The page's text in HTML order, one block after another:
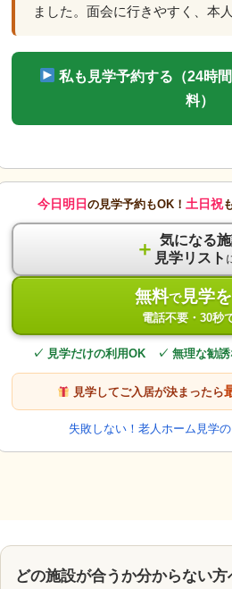
ました。面会に行きやすく、本
私も見学予約する（24時
料）
今日明日 の見学予約もOK！ 土日祝
＋ 気になる
見学リスト
無料で見学
電話不要・30秒
✓ 見学だけの利用OK ✓ 無理な勧
見学してご入居が決まったら
失敗しない！老人ホーム見学
どの施設が合うか分からない方